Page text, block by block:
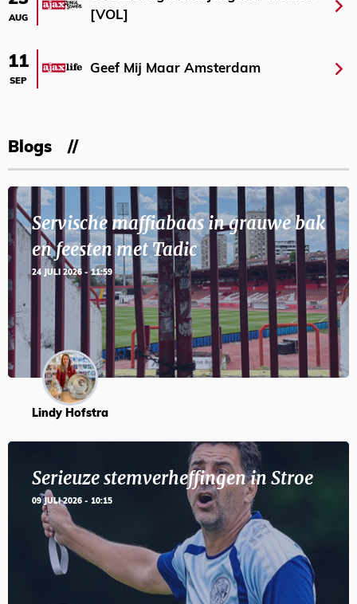
AUG
[VOL]
11
SEP
Geef Mij Maar Amsterdam
Blogs
Servische maffiabaas in grauwe bak
en feesten met Tadic
24 JULI 2026 - 11:59
Lindy Hofstra
Serieuze stemverheffingen in Stroe
09 JULI 2026 - 10:15